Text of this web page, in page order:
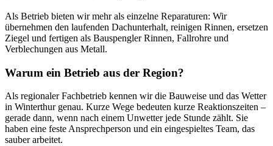
Als Betrieb bieten wir mehr als einzelne Reparaturen: Wir
übernehmen den laufenden Dachunterhalt, reinigen Rinnen, ersetzen
Ziegel und fertigen als Bauspengler Rinnen, Fallrohre und
Verblechungen aus Metall.
Warum ein Betrieb aus der Region?
Als regionaler Fachbetrieb kennen wir die Bauweise und das Wetter
in Winterthur genau. Kurze Wege bedeuten kurze Reaktionszeiten –
gerade dann, wenn nach einem Unwetter jede Stunde zählt. Sie
haben eine feste Ansprechperson und ein eingespieltes Team, das
sauber arbeitet.